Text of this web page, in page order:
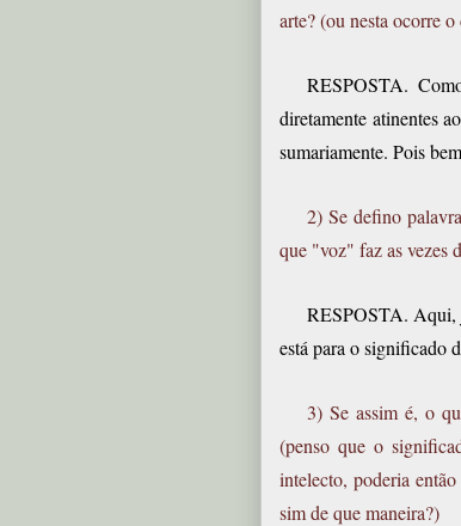
arte? (ou nesta ocorre
RESPOSTA.
diretamente atinentes
sumariamente. Pois
2) Se defino
que "voz" faz as vezes
RESPOSTA. Aqui,
está para o significado
3) Se assim é, o
(penso que o
intelecto, poderia
sim de que maneira?)